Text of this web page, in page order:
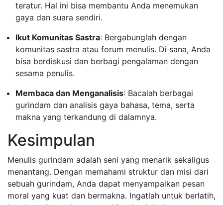
teratur. Hal ini bisa membantu Anda menemukan
gaya dan suara sendiri.
Ikut Komunitas Sastra: Bergabunglah dengan
komunitas sastra atau forum menulis. Di sana, Anda
bisa berdiskusi dan berbagi pengalaman dengan
sesama penulis.
Membaca dan Menganalisis: Bacalah berbagai
gurindam dan analisis gaya bahasa, tema, serta
makna yang terkandung di dalamnya.
Kesimpulan
Menulis gurindam adalah seni yang menarik sekaligus
menantang. Dengan memahami struktur dan misi dari
sebuah gurindam, Anda dapat menyampaikan pesan
moral yang kuat dan bermakna. Ingatlah untuk berlatih,